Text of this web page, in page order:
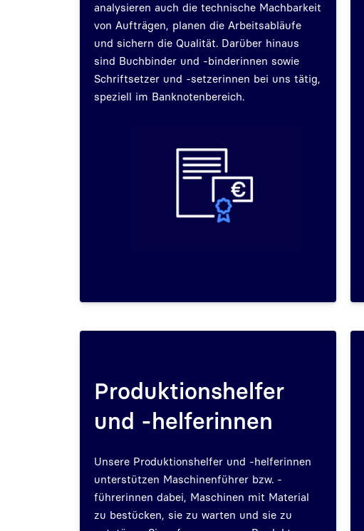
analysieren auch die technische Machbarkeit
von Aufträgen, planen die Arbeitsabläufe
und sichern die Qualität. Darüber hinaus
sind Buchbinder und -binderinnen sowie
Schriftsetzer und -setzerinnen bei uns tätig,
speziell im Banknotenbereich.
Produktionshelfer
und -helferinnen
Unsere Produktionshelfer und -helferinnen
unterstützen Maschinenführer bzw. -
führerinnen dabei, Maschinen mit Material
zu bestücken, sie zu warten und sie zu